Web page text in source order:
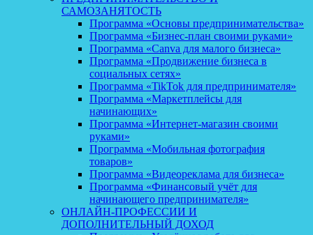
САМОЗАНЯТОСТЬ
Программа «Основы предпринимательства»
Программа «Бизнес-план своими руками»
Программа «Canva для малого бизнеса»
Программа «Продвижение бизнеса в
социальных сетях»
Программа «TikTok для предпринимателя»
Программа «Маркетплейсы для
начинающих»
Программа «Интернет-магазин своими
руками»
Программа «Мобильная фотография
товаров»
Программа «Видеореклама для бизнеса»
Программа «Финансовый учёт для
начинающего предпринимателя»
ОНЛАЙН-ПРОФЕССИИ И
ДОПОЛНИТЕЛЬНЫЙ ДОХОД